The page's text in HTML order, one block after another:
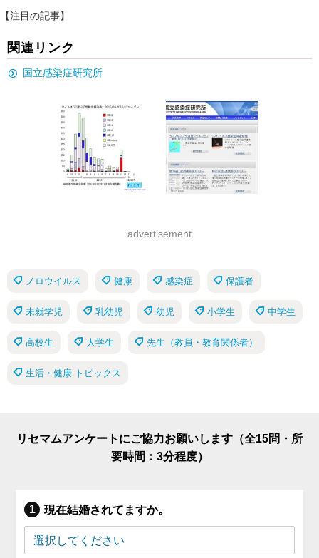
【注目の記事】
関連リンク
国立感染症研究所
advertisement
ノロウイルス 健康 感染症 保護者
未就学児 乳幼児 幼児 小学生 中学生
高校生 大学生 先生（教員・教育関係者）
生活・健康 トピックス
リセマムアンケートにご協力お願いします（全15問・所
要時間：3分程度）
現在結婚されてますか。